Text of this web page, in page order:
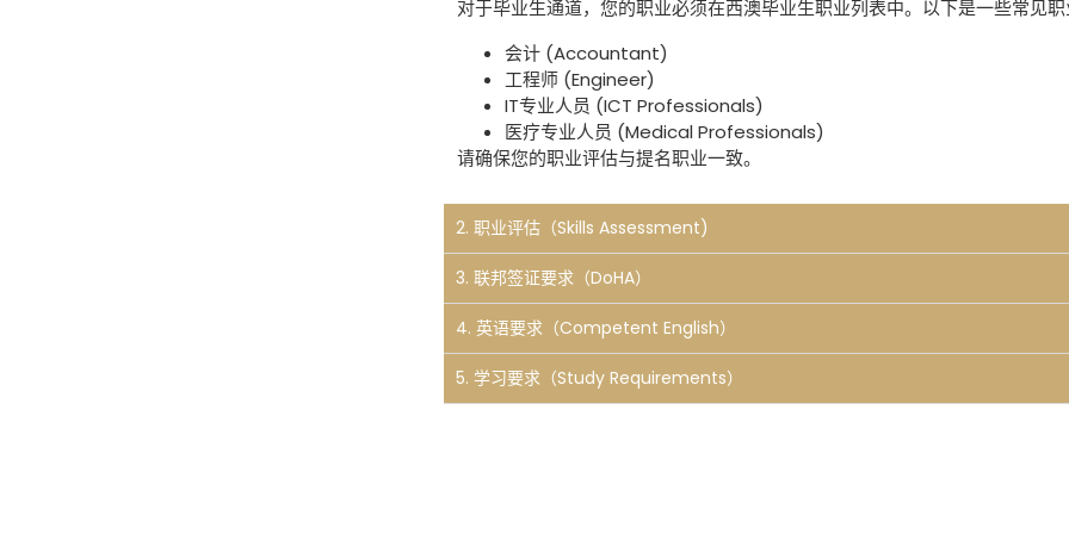
对于毕业生通道，您的职业必须在西澳毕业生职业列表中。以下是一些常见
会计 (Accountant)
工程师 (Engineer)
IT专业人员 (ICT Professionals)
医疗专业人员 (Medical Professionals)
请确保您的职业评估与提名职业一致。
2. 职业评估（Skills Assessment)
3. 联邦签证要求（DoHA）
4. 英语要求（Competent English）
5. 学习要求（Study Requirements）